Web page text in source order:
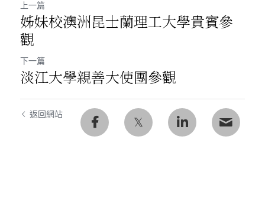
上一篇
姊妹校澳洲昆士蘭理工大學貴賓參
觀
下一篇
淡江大學親善大使團參觀
返回網站